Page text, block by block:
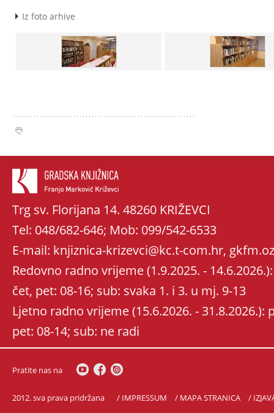
Iz foto arhive
Trg sv. Florijana 14. 48260 KRIŽEVCI
Tel: 048/682-646; Mob: 099/542-6533
E-mail: knjiznica-krizevci@kc.t-com.hr,
Redovno radno vrijeme (1.9.2025. -
čet, pet: 08-16; sub: svaka 1. i 3. u mj. 9-13
Ljetno radno vrijeme (15.6.2026. - 31.8.2026.):
pet: 08-14; sub: ne radi
Pratite nas na
2012. sva prava pridržana / IMPRESSUM / MAPA STRANICA /